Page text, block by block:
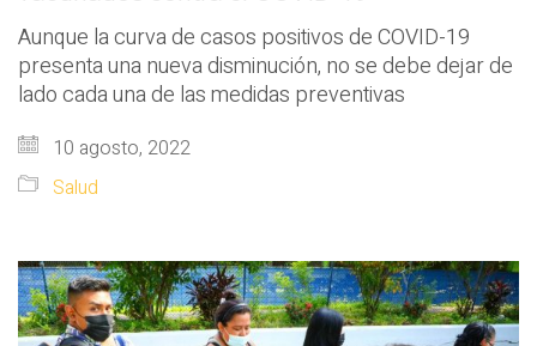
Aunque la curva de casos positivos de COVID-19
presenta una nueva disminución, no se debe dejar de
lado cada una de las medidas preventivas
10 agosto, 2022
Salud